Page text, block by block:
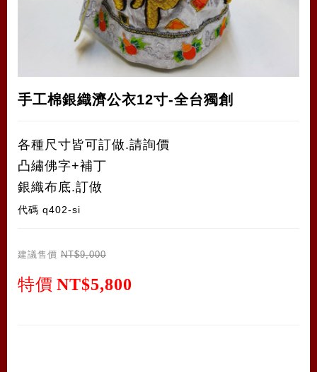
手工棉銀織濟公衣12寸-全台獨創
各種尺寸皆可訂做.請詢價
凸繡佛字+補丁
銀織布底.訂做
代碼 q402-si
建議售價 NT$9,000
特價 NT$5,800